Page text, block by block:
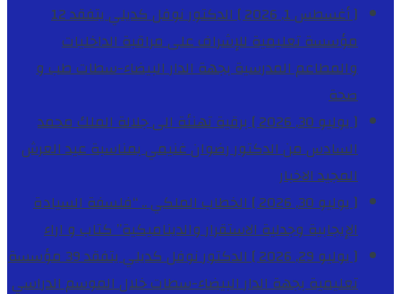
[ أغسطس 1, 2026 ]
الدكتور نوفل كديلي يتفقد 12
مؤسسة تعليمية للإشراف على مراقبة الداخليات
والمطاعم المدرسية بجهة الدار البيضاء-سطاتطب و
صحة
[ يوليو 30, 2026 ]
برقية تهنئة الى جلالة الملك محمد
السادس من الدكتور رضوان غنيمي بمناسبة عيد العرش
المجيدالاخبار
[ يوليو 30, 2026 ]
الخطاب الملكي .. “فلسفة السيادة
الإيجابية وجدلية الاستقرار والديناميكية”كتاب و اراء
[ يوليو 29, 2026 ]
الدكتور نوفل كديلي يتفقد 39 مؤسسة
تعليمية بجهة الدار البيضاء-سطات خلال الموسم الدراسي